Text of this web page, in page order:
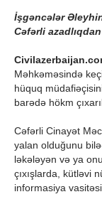
İşgəncələr
Cəfərli
Məhkəməsində
hüquq
barədə hökm
Cəfərli Cinayət
yalan olduğunu
ləkələyən və ya
çıxışlarda, kütləvi
informasiya